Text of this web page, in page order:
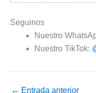
Seguinos
Nuestro
Nuestro TikTok:
← Entrada anterior